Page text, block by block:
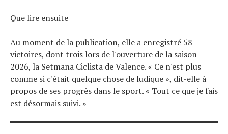
Que lire ensuite
Au moment de la publication, elle a enregistré 58
victoires, dont trois lors de l'ouverture de la saison
2026, la Setmana Ciclista de Valence. « Ce n'est plus
comme si c'était quelque chose de ludique », dit-elle à
propos de ses progrès dans le sport. « Tout ce que je fais
est désormais suivi. »